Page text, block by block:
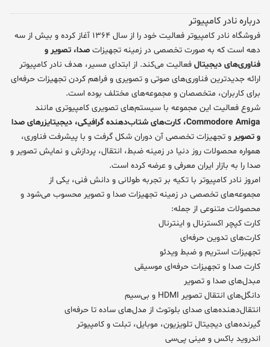
درباره نادر کامپیوتر
فروشگاه نادر کامپیوتر فعالیت خود را از سال ۱۳۶۴ آغاز کرده و بیش از سه
دهه است که به صورت تخصصی در زمینه تجهیزات صدا، تصویر و
فناوری‌های دیجیتال فعالیت می‌کند. از ابتدای مسیر، هدف نادر کامپیوتر
ارائه جدیدترین فناوری‌های صوتی و تصویری و فراهم کردن تجهیزات حرفه‌ای
برای کاربران، متخصصان و مجموعه‌های مختلف بوده است.
شروع فعالیت این مجموعه با سیستم‌های تصویری کامپیوتری مانند
Commodore Amiga، کارت‌های شتاب‌دهنده گرافیکی، دیجیتایزرهای صدا
و تصویر و تجهیزات تخصصی آن دوران شکل گرفت و با پیشرفت فناوری،
همواره محصولات روز دنیا در زمینه ضبط، انتقال، پردازش و نمایش تصویر و
صدا را به بازار ایران معرفی و عرضه کرده است.
امروز نادر کامپیوتر با تکیه بر تجربه طولانی و دانش فنی، یکی از
مجموعه‌های تخصصی در زمینه تجهیزات صدا و تصویر محسوب می‌شود و
محصولات متنوعی از جمله:
کارت کپچر اکسترنال و اینترنال
کارت‌های تدوین حرفه‌ای
تجهیزات استریم و ضبط ویدئو
کارت صدا و تجهیزات حرفه‌ای موسیقی
مبدل‌های صدا و تصویر
دانگل‌های انتقال تصویر HDMI و بی‌سیم
انتقال‌دهنده‌های صدای بلوتوث از مدل‌های ساده تا حرفه‌ای
گیرنده‌های دیجیتال تلویزیون، موبایل، تبلت و کامپیوتر
اندروید باکس و مینی پی‌سی